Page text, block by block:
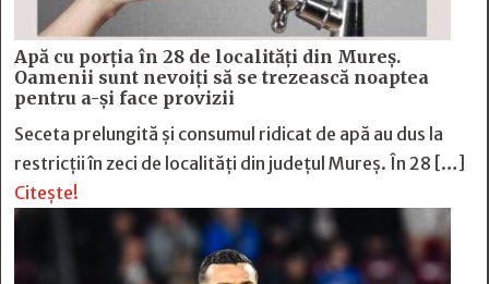
Apă cu porția în 28 de localități din Mureș.
Oamenii sunt nevoiți să se trezească noaptea
pentru a-și face provizii
Seceta prelungită și consumul ridicat de apă au dus la
restricții în zeci de localități din județul Mureș. În 28 […]
Citește!